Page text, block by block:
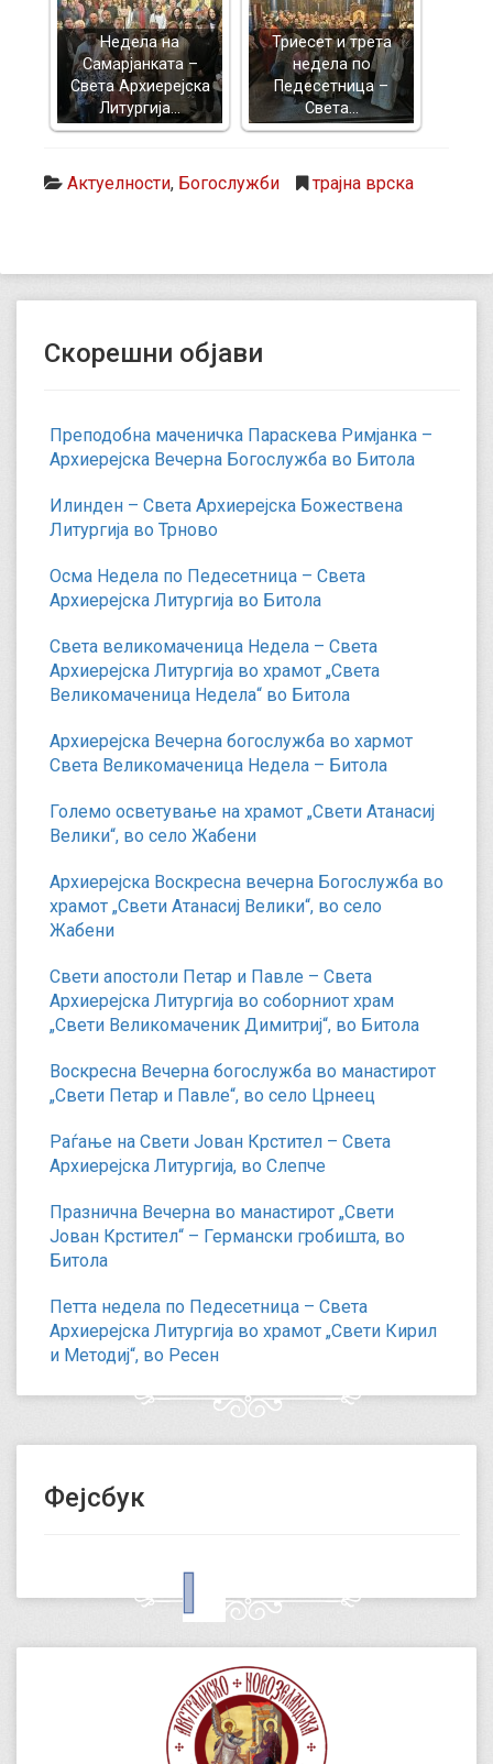
Недела на
Самарјанката –
Света Архиерејска
Литургија…
Триесет и трета
недела по
Педесетница –
Света…
Актуелности, Богослужби трајна врска
Скорешни објави
Преподобна маченичка Параскева Римјанка –
Архиерејска Вечерна Богослужба во Битола
Илинден – Света Архиерејска Божествена
Литургија во Трново
Осма Недела по Педесетница – Света
Архиерејска Литургија во Битола
Света великомаченица Недела – Света
Архиерејска Литургија во храмот „Света
Великомаченица Недела“ во Битола
Архиерејска Вечерна богослужба во хармот
Света Великомаченица Недела – Битола
Големо осветување на храмот „Свети Атанасиј
Велики“, во село Жабени
Архиерејска Воскресна вечерна Богослужба во
храмот „Свети Атанасиј Велики“, во село
Жабени
Свети апостоли Петар и Павле – Света
Архиерејска Литургија во соборниот храм
„Свети Великомаченик Димитриј“, во Битола
Воскресна Вечерна богослужба во манастирот
„Свети Петар и Павле“, во село Црнеец
Раѓање на Свети Јован Крстител – Света
Архиерејска Литургија, во Слепче
Празнична Вечерна во манастирот „Свети
Јован Крстител“ – Германски гробишта, во
Битола
Петта недела по Педесетница – Света
Архиерејска Литургија во храмот „Свети Кирил
и Методиј“, во Ресен
Фејсбук